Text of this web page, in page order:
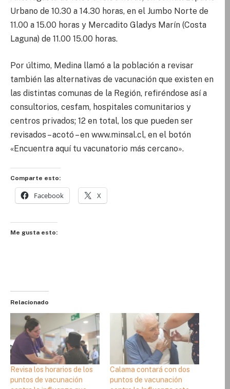
Urbano de 10.30 a 14.30 horas, en el Jumbo Norte de
11.00 a 15.00 horas y Mercadito Gladys Marín (Costa
Laguna) de 11.00 15.00 horas.
Por último, Medina llamó a la población a revisar
también las alternativas de vacunación que existen en
las distintas comunas de la Región, refiréndose así a
consultorios, cesfam, hospitales comunitarios y
centros privados; 12 en total, los que pueden ser
revisados – acotó – en www.minsal.cl, en el botón
«Encuentra aquí tu vacunatorio más cercano».
Comparte esto:
Facebook X
Me gusta esto:
Relacionado
Revisa los horarios de los
puntos de vacunación
Calama contará con dos
puntos de vacunación